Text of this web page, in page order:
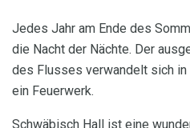
Jedes Jahr am Ende des
die Nacht der Nächte. Der
des Flusses verwandelt sich
ein Feuerwerk.
Schwäbisch Hall ist eine